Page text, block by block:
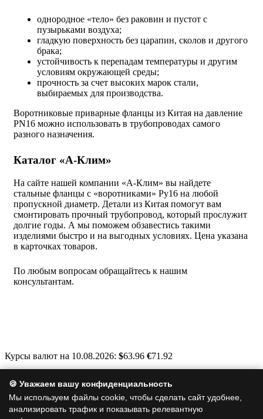
однородное «тело» без раковин и пустот с
пузырьками воздуха;
гладкую поверхность без царапин, сколов и другого
брака;
устойчивость к перепадам температуры и другим
условиям окружающей среды;
прочность за счет высоких марок стали,
выбираемых для производства.
Воротниковые приварные фланцы из Китая на давление
PN16 можно использовать в трубопроводах самого
разного назначения.
Каталог «А-Клим»
На сайте нашей компании «А-Клим» вы найдете
стальные фланцы с «воротниками» Ру16 на любой
пропускной диаметр. Детали из Китая помогут вам
смонтировать прочный трубопровод, который прослужит
долгие годы. А мы поможем обзавестись такими
изделиями быстро и на выгодных условиях. Цена указана
в карточках товаров.
По любым вопросам обращайтесь к нашим
консультантам.
Курсы валют на 10.08.2026: $63.96 €71.92
+7 (495) 128-19-35
🍪 Уважаем вашу конфиденциальность
Мы используем файлы cookie, чтобы сделать сайт удобнее,
анализировать трафик и показывать релевантную